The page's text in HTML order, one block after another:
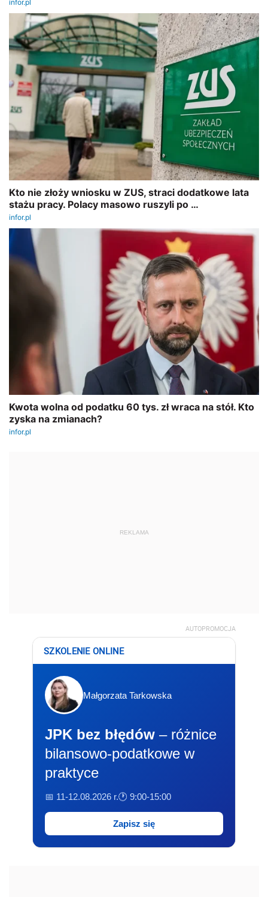
REKLAMA
AUTOPROMOCJA
SZKOLENIE ONLINE
Małgorzata Tarkowska
JPK bez błędów – różnice
bilansowo-podatkowe w
praktyce
📅 11-12.08.2026 r.🕐 9:00-15:00
Zapisz się